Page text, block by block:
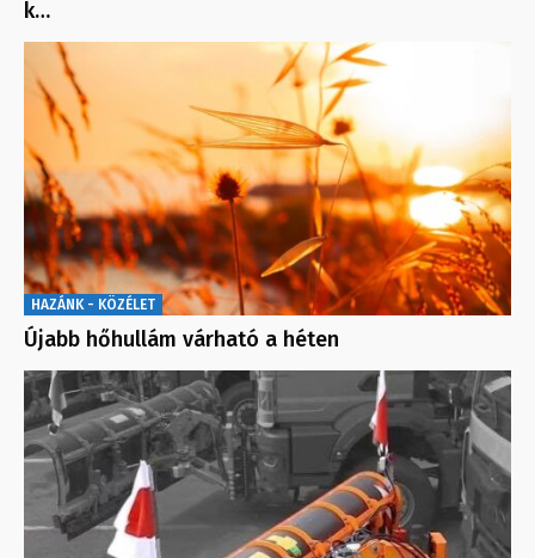
k…
HAZÁNK - KÖZÉLET
Újabb hőhullám várható a héten